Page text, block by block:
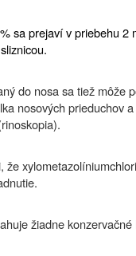
sa prejaví v priebehu
do nosa sa tiež môže
nosových prieduchov
že
žiadne